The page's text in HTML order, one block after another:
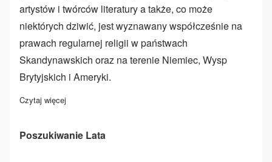
artystów i twórców literatury a także, co może
niektórych dziwić, jest wyznawany współcześnie na
prawach regularnej religii w państwach
Skandynawskich oraz na terenie Niemiec, Wysp
Brytyjskich i Ameryki.
Czytaj więcej
Poszukiwanie Lata